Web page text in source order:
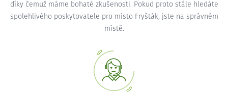
díky čemuž máme bohaté zkušenosti. Pokud proto stále hledáte
spolehlivého poskytovatele pro místo Fryšták, jste na správném
místě.